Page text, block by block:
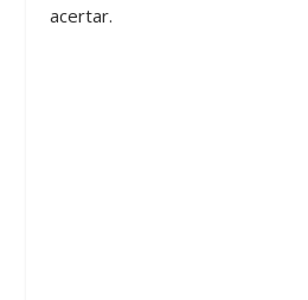
acertar.